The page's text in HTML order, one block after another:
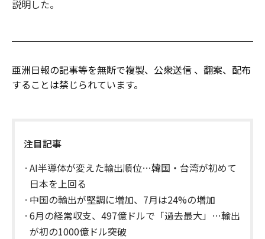
説明した。
亜洲日報の記事等を無断で複製、公衆送信 、翻案、配布
することは禁じられています。
注目記事
AI半導体が変えた輸出順位…韓国・台湾が初めて
日本を上回る
中国の輸出が堅調に増加、7月は24%の増加
6月の経常収支、497億ドルで「過去最大」…輸出
が初の1000億ドル突破